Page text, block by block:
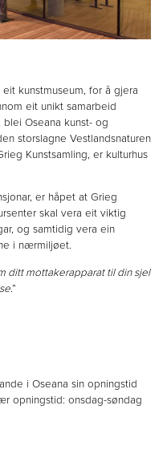
kunstmuseum, for å gjera
eit unikt samarbeid
Oseana kunst- og
storslagne Vestlandsnaturen
Kunstsamling, er kulturhus
er håpet at Grieg
skal vera eit viktig
og samtidig vera ein
i nærmiljøet.
ditt mottakerapparat til din sjel
.”
i Oseana sin opningstid
opningstid: onsdag-søndag